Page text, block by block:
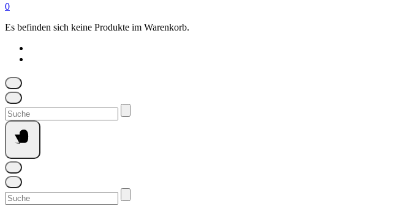
0
Es befinden sich keine Produkte im Warenkorb.
Suchen
nach:
Suchen
nach: